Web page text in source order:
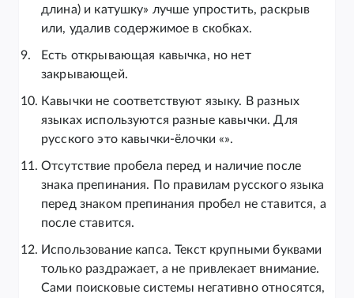
длина) и катушку» лучше упростить, раскрыв
или, удалив содержимое в скобках.
Есть открывающая кавычка, но нет
закрывающей.
Кавычки не соответствуют языку. В разных
языках используются разные кавычки. Для
русского это кавычки-ёлочки «».
Отсутствие пробела перед и наличие после
знака препинания. По правилам русского языка
перед знаком препинания пробел не ставится, а
после ставится.
Использование капса. Текст крупными буквами
только раздражает, а не привлекает внимание.
Сами поисковые системы негативно относятся,